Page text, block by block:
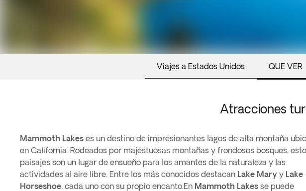
Viajes a Estados Unidos QUE VER
Atracciones
Mammoth Lakes es un destino de impresionantes lagos de alta montaña
en California. Rodeados por majestuosas montañas y frondosos bosques,
paisajes son un lugar de ensueño para los amantes de la naturaleza y las
actividades al aire libre. Entre los más conocidos destacan Lake Mary y Lake
Horseshoe, cada uno con su propio encanto.En Mammoth Lakes se puede